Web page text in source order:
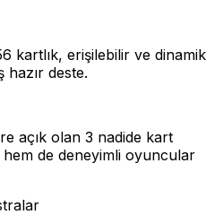
kartlık, erişilebilir ve dinamik
hazır deste.
açık olan 3 nadide kart
de deneyimli oyuncular